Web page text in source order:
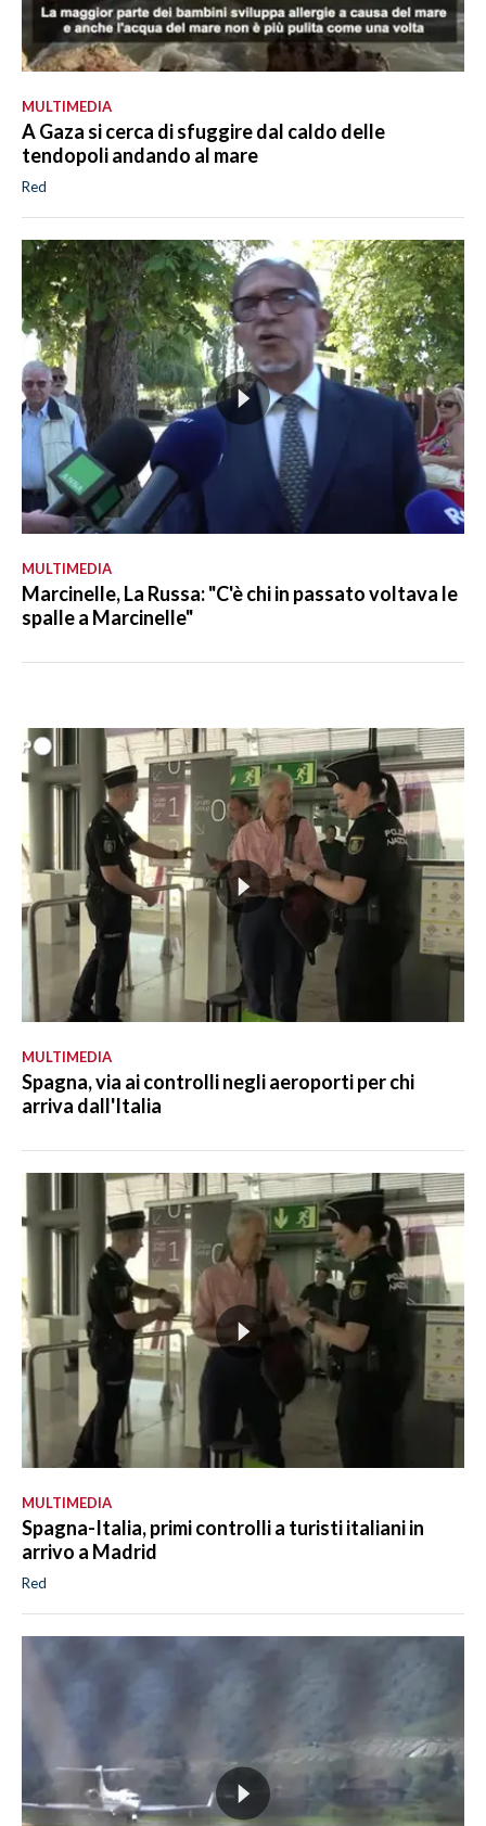
MULTIMEDIA
A Gaza si cerca di sfuggire dal caldo delle
tendopoli andando al mare
Red
MULTIMEDIA
Marcinelle, La Russa: "C'è chi in passato voltava le
spalle a Marcinelle"
MULTIMEDIA
Spagna, via ai controlli negli aeroporti per chi
arriva dall'Italia
MULTIMEDIA
Spagna-Italia, primi controlli a turisti italiani in
arrivo a Madrid
Red